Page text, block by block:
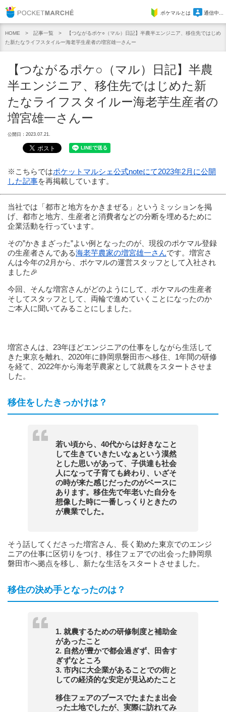
Pocket Marcheポケマルとは 通信中...
HOME 記事一覧
【つながるポケ○（マル）日記】半農半エンジニア、移住先ではじめ
た新たなライフスタイルー海老芋生産者の増宮雄一さんー
【つながるポケ○（マル）日記】半農
半エンジニア、移住先ではじめた新
たなライフスタイルー海老芋生産者の
増宮雄一さんー
公開日：2023.07.21.
※こちらではポケットマルシェ公式noteにて2023年2月に公開
した記事を再掲載しています。
当社では「都市と地方をかきまぜる」というミッションを掲
げ、都市と地方、生産者と消費者などの分断を埋めるために
企業活動を行っています。
その”かきまざった”よい例となったのが、現役のポケマル登録
の生産者さんである海老芋農家の増宮雄一さんです。増宮さ
んは今年の2月から、ポケマルの運営スタッフとして入社され
ました🎉
今回、そんな増宮さんがどのようにして、ポケマルの生産者
そしてスタッフとして、両輪で進めていくことになったのか
ご本人に聞いてみることにしました。
増宮さんは、23年ほどエンジニアの仕事をしながら生活して
きた東京を離れ、2020年に静岡県磐田市へ移住、1年間の研修
を経て、2022年から海老芋農家として就農をスタートさせま
した。
移住をしたきっかけは？
若い頃から、40代からは好きなこと
して生きていきたいなぁという漠然
とした思いがあって、子供達も社会
人になって子育ても終わり、いざそ
の時が来た感じだったのがベースに
あります。移住先で年老いた自分を
想像した時に一番しっくりときたの
が農業でした。
そう話してくださった増宮さん、長く勤めた東京でのエンジ
ニアの仕事に区切りをつけ、移住フェアでの出会った静岡県
磐田市へ拠点を移し、新たな生活をスタートさせました。
移住の決め手となったのは？
1. 就農するための研修制度と補助金
があったこと
2. 自然が豊かで都会過ぎず、田舎す
ぎずなところ
3. 市内に大企業があることでの街と
しての経済的な安定が見込めたこと
移住フェアのブースでたまたま出会
った土地でしたが、実際に訪れてみ